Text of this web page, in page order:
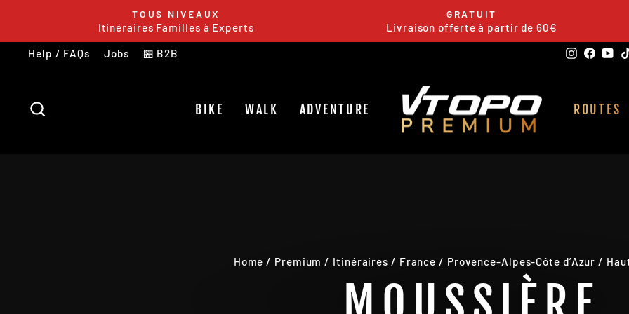
content
Pause
TOUS NIVEAUX
Itinéraires Familles à Experts
GRATUIT
Livraison offerte à partir de 60€
Help / FAQs Jobs 🏪 B2B
BIKE WALK ADVENTURE ROUTES
Home / Premium / Itinéraires / France / Provence-Alpes-Côte d’Azur /